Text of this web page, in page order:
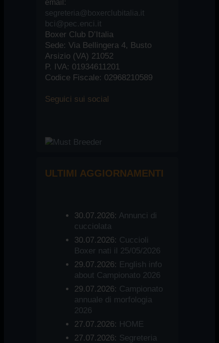
email:
segreteria@boxerclubitalia.it
bci@pec.enci.it
Boxer Club D’Italia
Sede: Via Bellingera 4, Busto
Arsizio (VA) 21052
P. IVA: 01934611201
Codice Fiscale: 02968210589
Seguici sui social
ULTIMI AGGIORNAMENTI
30.07.2026: Annunci di
cucciolata
30.07.2026: Cuccioli
Boxer nati il 25/05/2026
29.07.2026: English info
about Campionato 2026
29.07.2026: Campionato
annuale di morfologia
2026
27.07.2026: HOME
27.07.2026: Segreteria